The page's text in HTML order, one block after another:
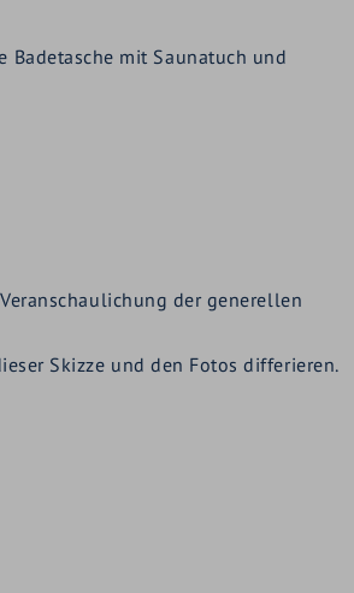
Badetasche mit Saunatuch und
der generellen
Skizze und den Fotos differieren.